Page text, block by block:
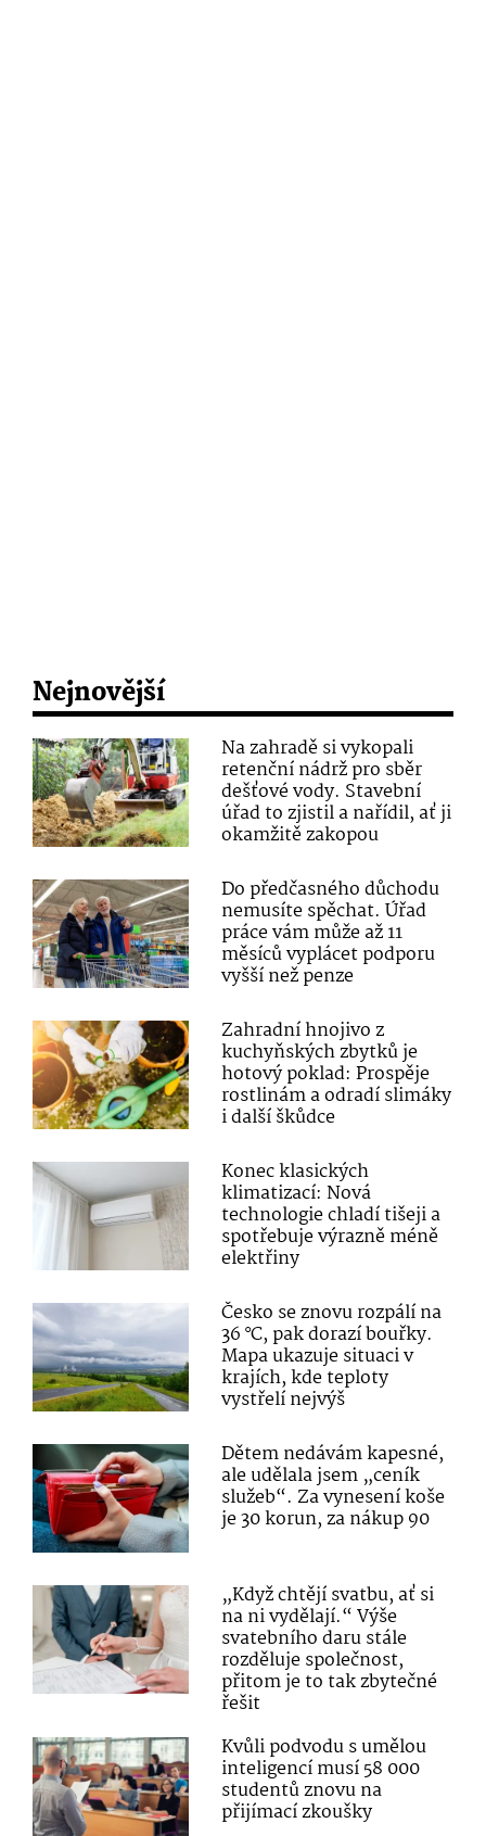
Nejnovější
Na zahradě si vykopali
retenční nádrž pro sběr
dešťové vody. Stavební
úřad to zjistil a nařídil, ať ji
okamžitě zakopou
Do předčasného důchodu
nemusíte spěchat. Úřad
práce vám může až 11
měsíců vyplácet podporu
vyšší než penze
Zahradní hnojivo z
kuchyňských zbytků je
hotový poklad: Prospěje
rostlinám a odradí slimáky
i další škůdce
Konec klasických
klimatizací: Nová
technologie chladí tišeji a
spotřebuje výrazně méně
elektřiny
Česko se znovu rozpálí na
36 °C, pak dorazí bouřky.
Mapa ukazuje situaci v
krajích, kde teploty
vystřelí nejvýš
Dětem nedávám kapesné,
ale udělala jsem „ceník
služeb“. Za vynesení koše
je 30 korun, za nákup 90
„Když chtějí svatbu, ať si
na ni vydělají.“ Výše
svatebního daru stále
rozděluje společnost,
přitom je to tak zbytečné
řešit
Kvůli podvodu s umělou
inteligencí musí 58 000
studentů znovu na
přijímací zkoušky